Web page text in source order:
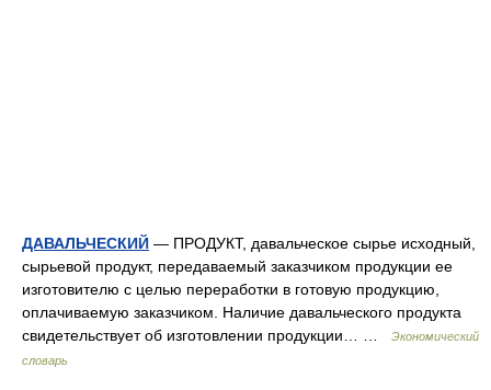
ДАВАЛЬЧЕСКИЙ — ПРОДУКТ, давальческое сырье исходный,
сырьевой продукт, передаваемый заказчиком продукции ее
изготовителю с целью переработки в готовую продукцию,
оплачиваемую заказчиком. Наличие давальческого продукта
свидетельствует об изготовлении продукции… …
Экономический
словарь